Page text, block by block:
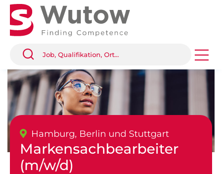
Hamburg, Berlin und Stuttgart
Markensachbearbeiter
(m/w/d)